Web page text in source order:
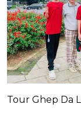
Tour Ghep Da